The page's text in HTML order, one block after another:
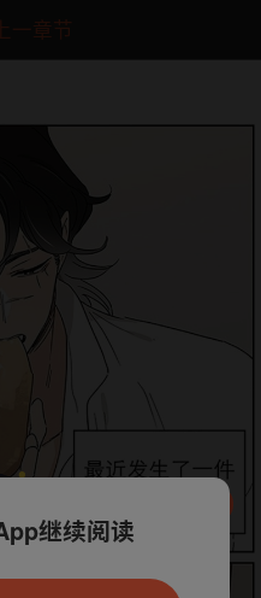
一章节
，可打开App新用
继续阅读